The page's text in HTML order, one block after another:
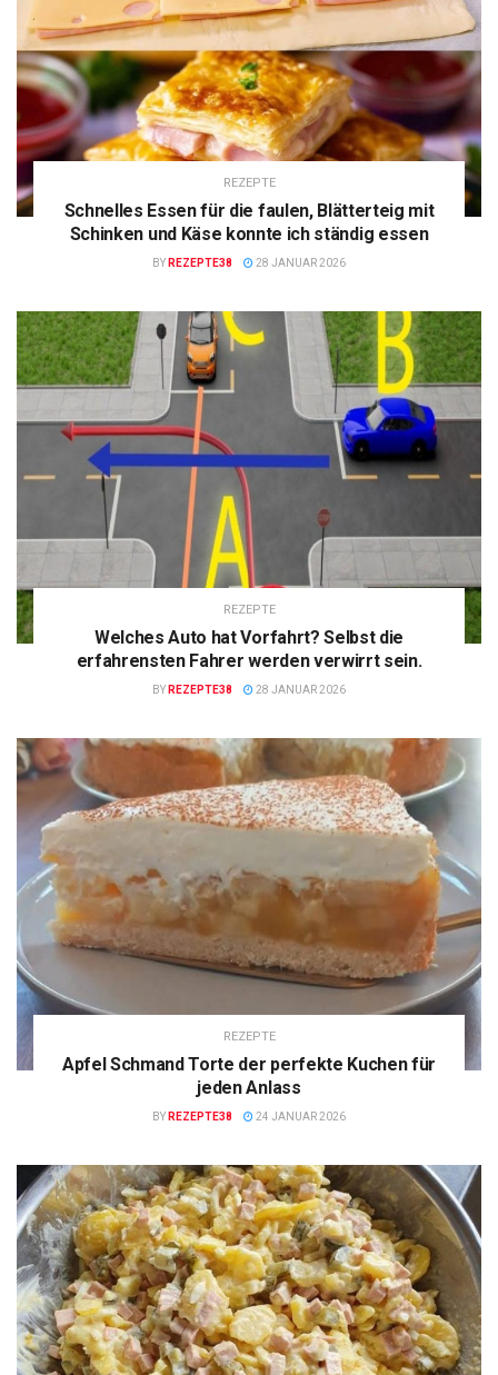
REZEPTE
Schnelles Essen für die faulen, Blätterteig mit
Schinken und Käse konnte ich ständig essen
BY REZEPTE38 28 JANUAR 2026
REZEPTE
Welches Auto hat Vorfahrt? Selbst die
erfahrensten Fahrer werden verwirrt sein.
BY REZEPTE38 28 JANUAR 2026
REZEPTE
Apfel Schmand Torte der perfekte Kuchen für
jeden Anlass
BY REZEPTE38 24 JANUAR 2026